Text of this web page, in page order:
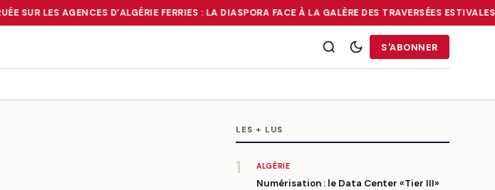
SUR LES AGENCES D’ALGÉRIE FERRIES : LA DIASPORA FACE À LA GALÈRE DES TRAVERSÉES ESTIVALES•
SUR LES AGENCES D’ALGÉRIE FERRIES : LA DIASPORA FACE À LA GALÈRE DES TRAVERSÉES
S'ABONNER
LES + LUS
1 ALGÉRIE
Numérisation : le Data Center «Tier III»